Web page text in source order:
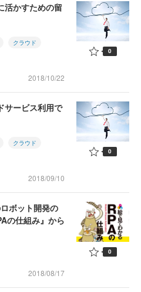
活かすための留
クラウド
2018/10/22
0
サービス利用で
クラウド
2018/09/10
0
ボット開発の
の仕組み』から
2018/08/17
0